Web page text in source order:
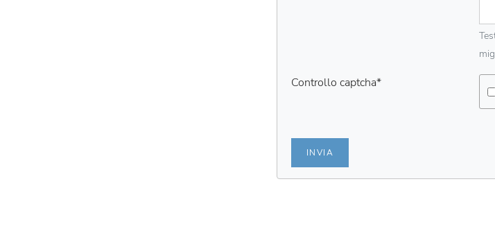
Controllo captcha*
INVIA